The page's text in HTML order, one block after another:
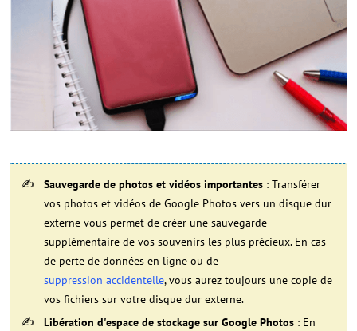
Sauvegarde de photos et vidéos importantes : Transférer
vos photos et vidéos de Google Photos vers un disque dur
externe vous permet de créer une sauvegarde
supplémentaire de vos souvenirs les plus précieux. En cas
de perte de données en ligne ou de
suppression accidentelle, vous aurez toujours une copie de
vos fichiers sur votre disque dur externe.
Libération d'espace de stockage sur Google Photos : En